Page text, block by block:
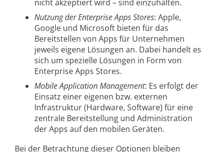
nicht akzeptiert wird – sind einzuhalten.
Nutzung der Enterprise Apps Stores: Apple,
Google und Microsoft bieten für das
Bereitstellen von Apps für Unternehmen
jeweils eigene Lösungen an. Dabei handelt es
sich um spezielle Lösungen in Form von
Enterprise Apps Stores.
Mobile Application Management: Es erfolgt der
Einsatz einer eigenen bzw. externen
Infrastruktur (Hardware, Software) für eine
zentrale Bereitstellung und Administration
der Apps auf den mobilen Geräten.
Bei der Betrachtung dieser Optionen bleiben